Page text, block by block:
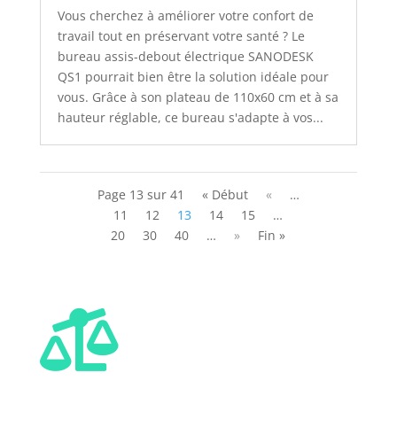
Vous cherchez à améliorer votre confort de
travail tout en préservant votre santé ? Le
bureau assis-debout électrique SANODESK
QS1 pourrait bien être la solution idéale pour
vous. Grâce à son plateau de 110x60 cm et à sa
hauteur réglable, ce bureau s'adapte à vos...
Page 13 sur 41 « Début «
…
11
12 13 14 15
…
20
30 40 … » Fin »
